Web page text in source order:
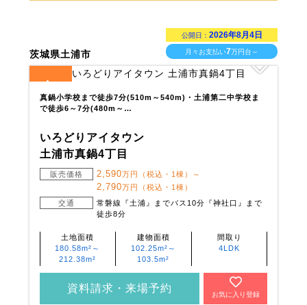
茨城県土浦市
公開日： 2026年8月4日
月々お支払い7万円台～
4
真鍋小学校まで徒歩7分(510m～540m)・土浦第二中学校ま
で徒歩6～7分(480m～…
いろどりアイタウン
土浦市真鍋4丁目
販売価格 2,590万円（税込・1棟）～
2,790万円（税込・1棟）
交通
常磐線『土浦』までバス10分『神社口』まで
徒歩8分
土地面積
180.58m²～
212.38m²
建物面積
102.25m²～
103.5m²
間取り
4LDK
資料請求・来場予約
お気に入り登録